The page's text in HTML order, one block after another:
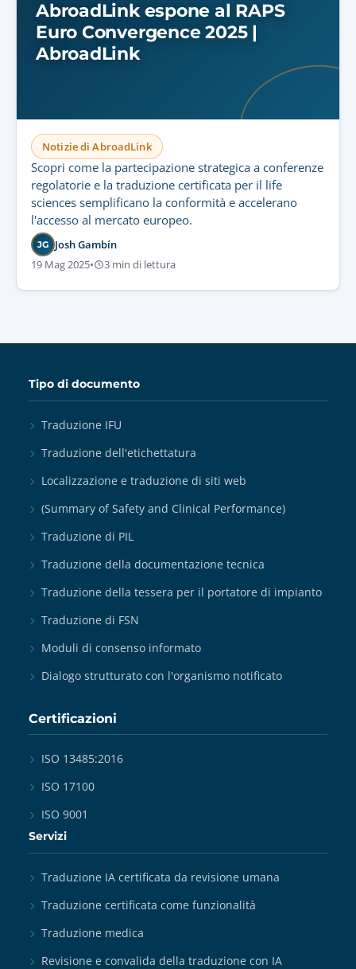
AbroadLink espone al RAPS
Euro Convergence 2025 |
AbroadLink
Notizie di AbroadLink
Scopri come la partecipazione strategica a conferenze
regolatorie e la traduzione certificata per il life
sciences semplificano la conformità e accelerano
l'accesso al mercato europeo.
JG Josh Gambín
19 Mag 2025• 3 min di lettura
Tipo di documento
Traduzione IFU
Traduzione dell'etichettatura
Localizzazione e traduzione di siti web
(Summary of Safety and Clinical Performance)
Traduzione di PIL
Traduzione della documentazione tecnica
Traduzione della tessera per il portatore di impianto
Traduzione di FSN
Moduli di consenso informato
Dialogo strutturato con l'organismo notificato
Certificazioni
ISO 13485:2016
ISO 17100
ISO 9001
Servizi
Traduzione IA certificata da revisione umana
Traduzione certificata come funzionalità
Traduzione medica
Revisione e convalida della traduzione con IA